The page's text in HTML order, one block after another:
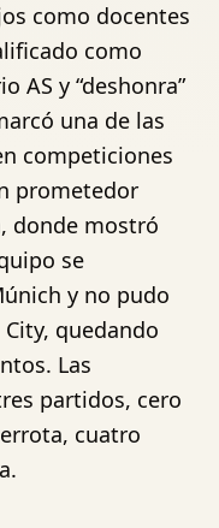
como docentes
como
AS y “deshonra”
una de las
competiciones
prometedor
donde mostró
se
y no pudo
quedando
Las
partidos, cero
cuatro